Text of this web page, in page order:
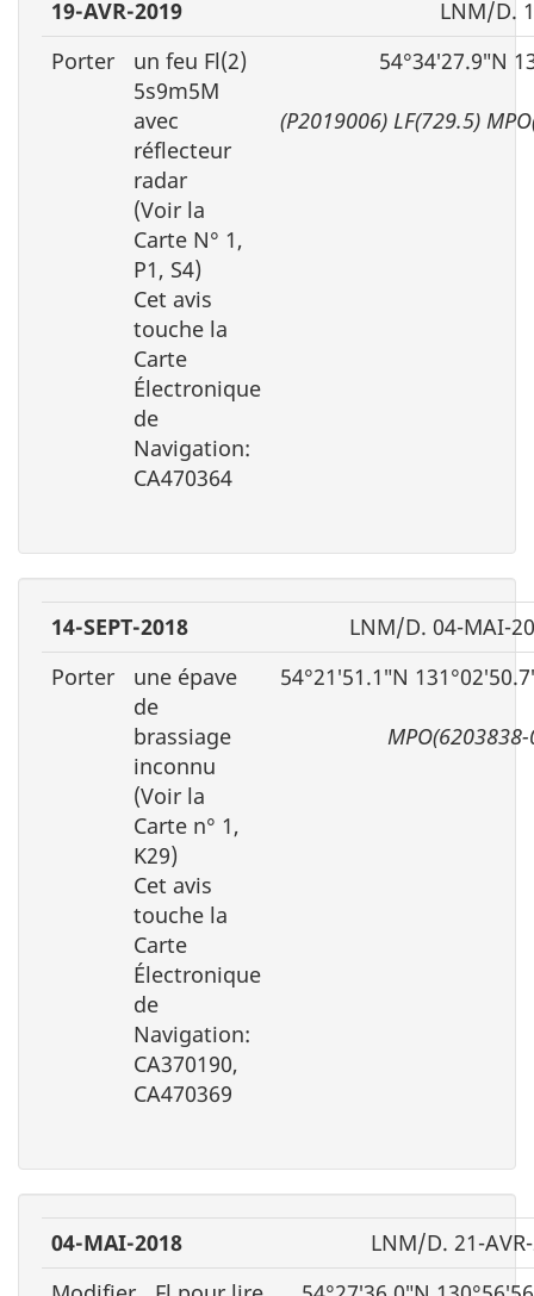
19-AVR-2019
LNM/D.
Porter
un feu Fl(2)
5s9m5M
avec
réflecteur
radar
(Voir la
Carte N° 1,
P1, S4)
Cet avis
touche la
Carte
Électronique
de
Navigation:
CA470364
54°34′27.9″N
(P2019006) LF(729.5)
14-SEPT-2018
LNM/D. 04-MAI-
Porter
une épave
de
brassiage
inconnu
(Voir la
Carte n° 1,
K29)
Cet avis
touche la
Carte
Électronique
de
Navigation:
CA370190,
CA470369
54°21′51.1″N
04-MAI-2018
LNM/D. 21-